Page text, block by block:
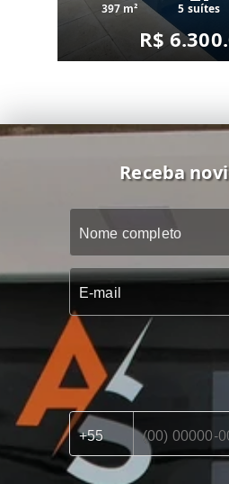
397 m² 5 suítes
R$
Receba